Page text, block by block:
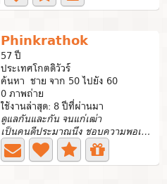
Phinkrathok
57 ปี
ประเทศโกตดิวัวร์
ค้นหา ชาย จาก 50 ไปยัง 60
0 ภาพถ่าย
ใช้งานล่าสุด: 8 ปีที่ผ่านมา
ดูแลกันและกัน จนแก่เฒ่า
เป็นคนดีประมาณนึง ชอบความพอเพียงและเพียงพอ...